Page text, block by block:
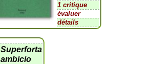
1 critique
évaluer
détails
Superforta
ambicio